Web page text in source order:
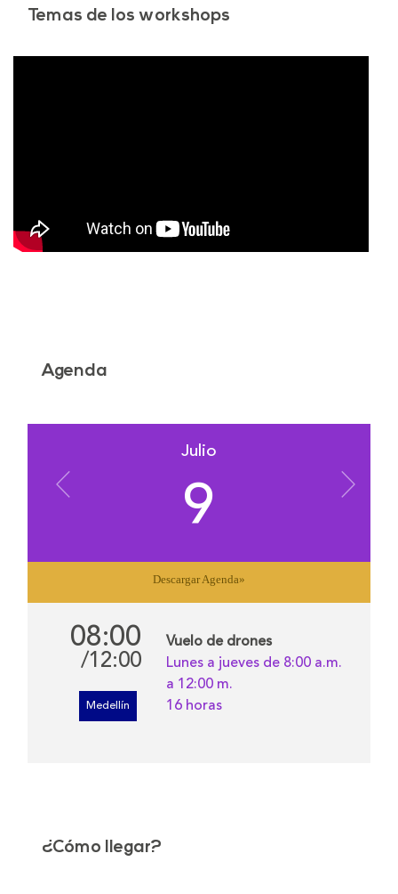
Temas de los workshops
Agenda
Julio
9
Descargar Agenda»
08:00
/12:00
Medellín
Vuelo de drones
Lunes a jueves de 8:00 a.m.
a 12:00 m.
16 horas
¿Cómo llegar?